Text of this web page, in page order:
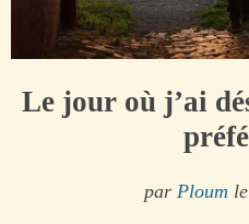
Le jour où j’ai
par Ploum